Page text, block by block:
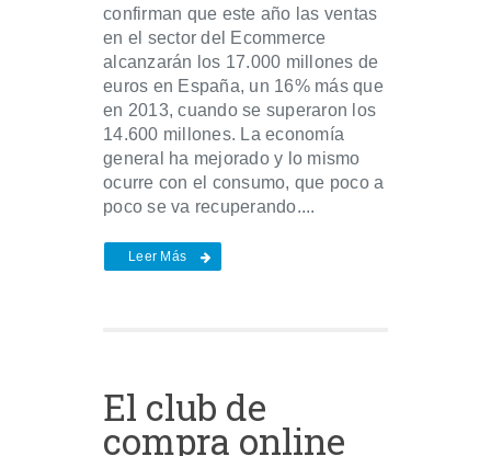
confirman que este año las ventas
en el sector del Ecommerce
alcanzarán los 17.000 millones de
euros en España, un 16% más que
en 2013, cuando se superaron los
14.600 millones. La economía
general ha mejorado y lo mismo
ocurre con el consumo, que poco a
poco se va recuperando....
Leer Más
El club de
compra online